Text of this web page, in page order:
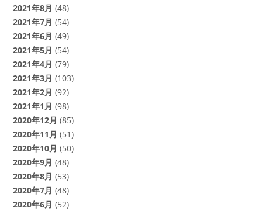
2021年8月 (48)
2021年7月 (54)
2021年6月 (49)
2021年5月 (54)
2021年4月 (79)
2021年3月 (103)
2021年2月 (92)
2021年1月 (98)
2020年12月 (85)
2020年11月 (51)
2020年10月 (50)
2020年9月 (48)
2020年8月 (53)
2020年7月 (48)
2020年6月 (52)